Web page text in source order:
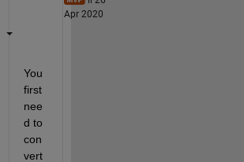
Apr 2020
You
first
nee
d to
con
vert